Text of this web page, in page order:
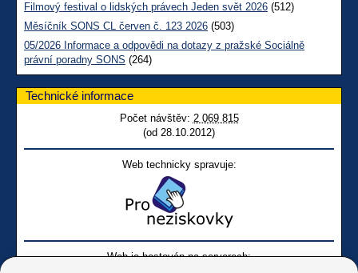
Filmový festival o lidských právech Jeden svět 2026 (512)
Měsíčník SONS CL červen č. 123 2026 (503)
05/2026 Informace a odpovědi na dotazy z pražské Sociálně
právní poradny SONS (264)
Technické informace
Počet návštěv: 2 069 815
(od 28.10.2012)
Web technicky spravuje:
Web je hostován na serverech: